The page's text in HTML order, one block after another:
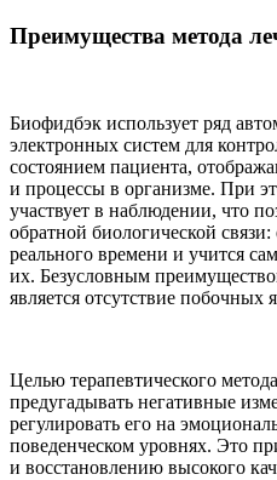
Преимущества метода
Биофидбэк использует ряд
электронных систем для
состоянием пациента,
и процессы в организме. При
участвует в наблюдении, что
обратной биологической
реального времени и учится
их. Безусловным
является отсутствие побочных
Целью терапевтического
предугадывать негативные
регулировать его на
поведенческом уровнях. Это
и восстановлению высокого